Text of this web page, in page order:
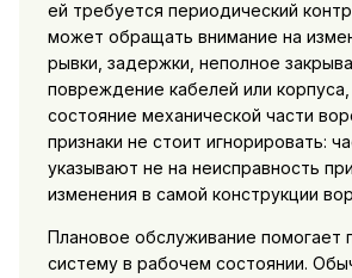
ей требуется периодический
может обращать внимание на
рывки, задержки, неполное
повреждение кабелей или
состояние механической части
признаки не стоит игнорировать:
указывают не на неисправность
изменения в самой конструкции
Плановое обслуживание помогает
систему в рабочем состоянии.